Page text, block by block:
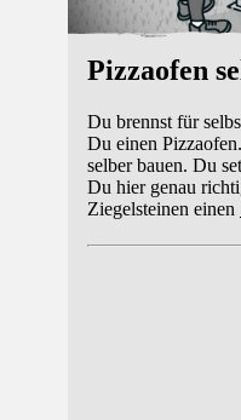
Pizzaofen
Du brennst für
Du einen
selber bauen. Du
Du hier genau
Ziegelsteinen einen